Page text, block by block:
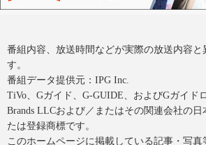
番組内容、放送時間などが実際の放送内容と
す。
番組データ提供元：IPG Inc.
TiVo、Gガイド、G-GUIDE、およびGガイド
Brands LLCおよび／またはその関連会社の日
たは登録商標です。
このホームページに掲載している記事・写